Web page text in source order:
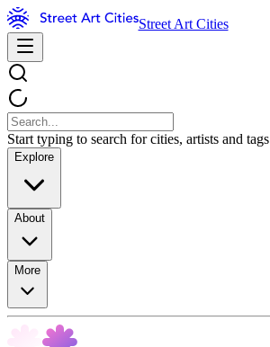
Street Art Cities
Start typing to search for cities, artists and tags
Explore
About
More